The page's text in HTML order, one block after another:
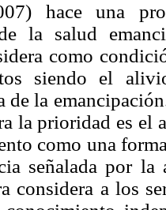
hace una
la salud
como
siendo el
de la
la prioridad es
como una
señalada por
considera a los